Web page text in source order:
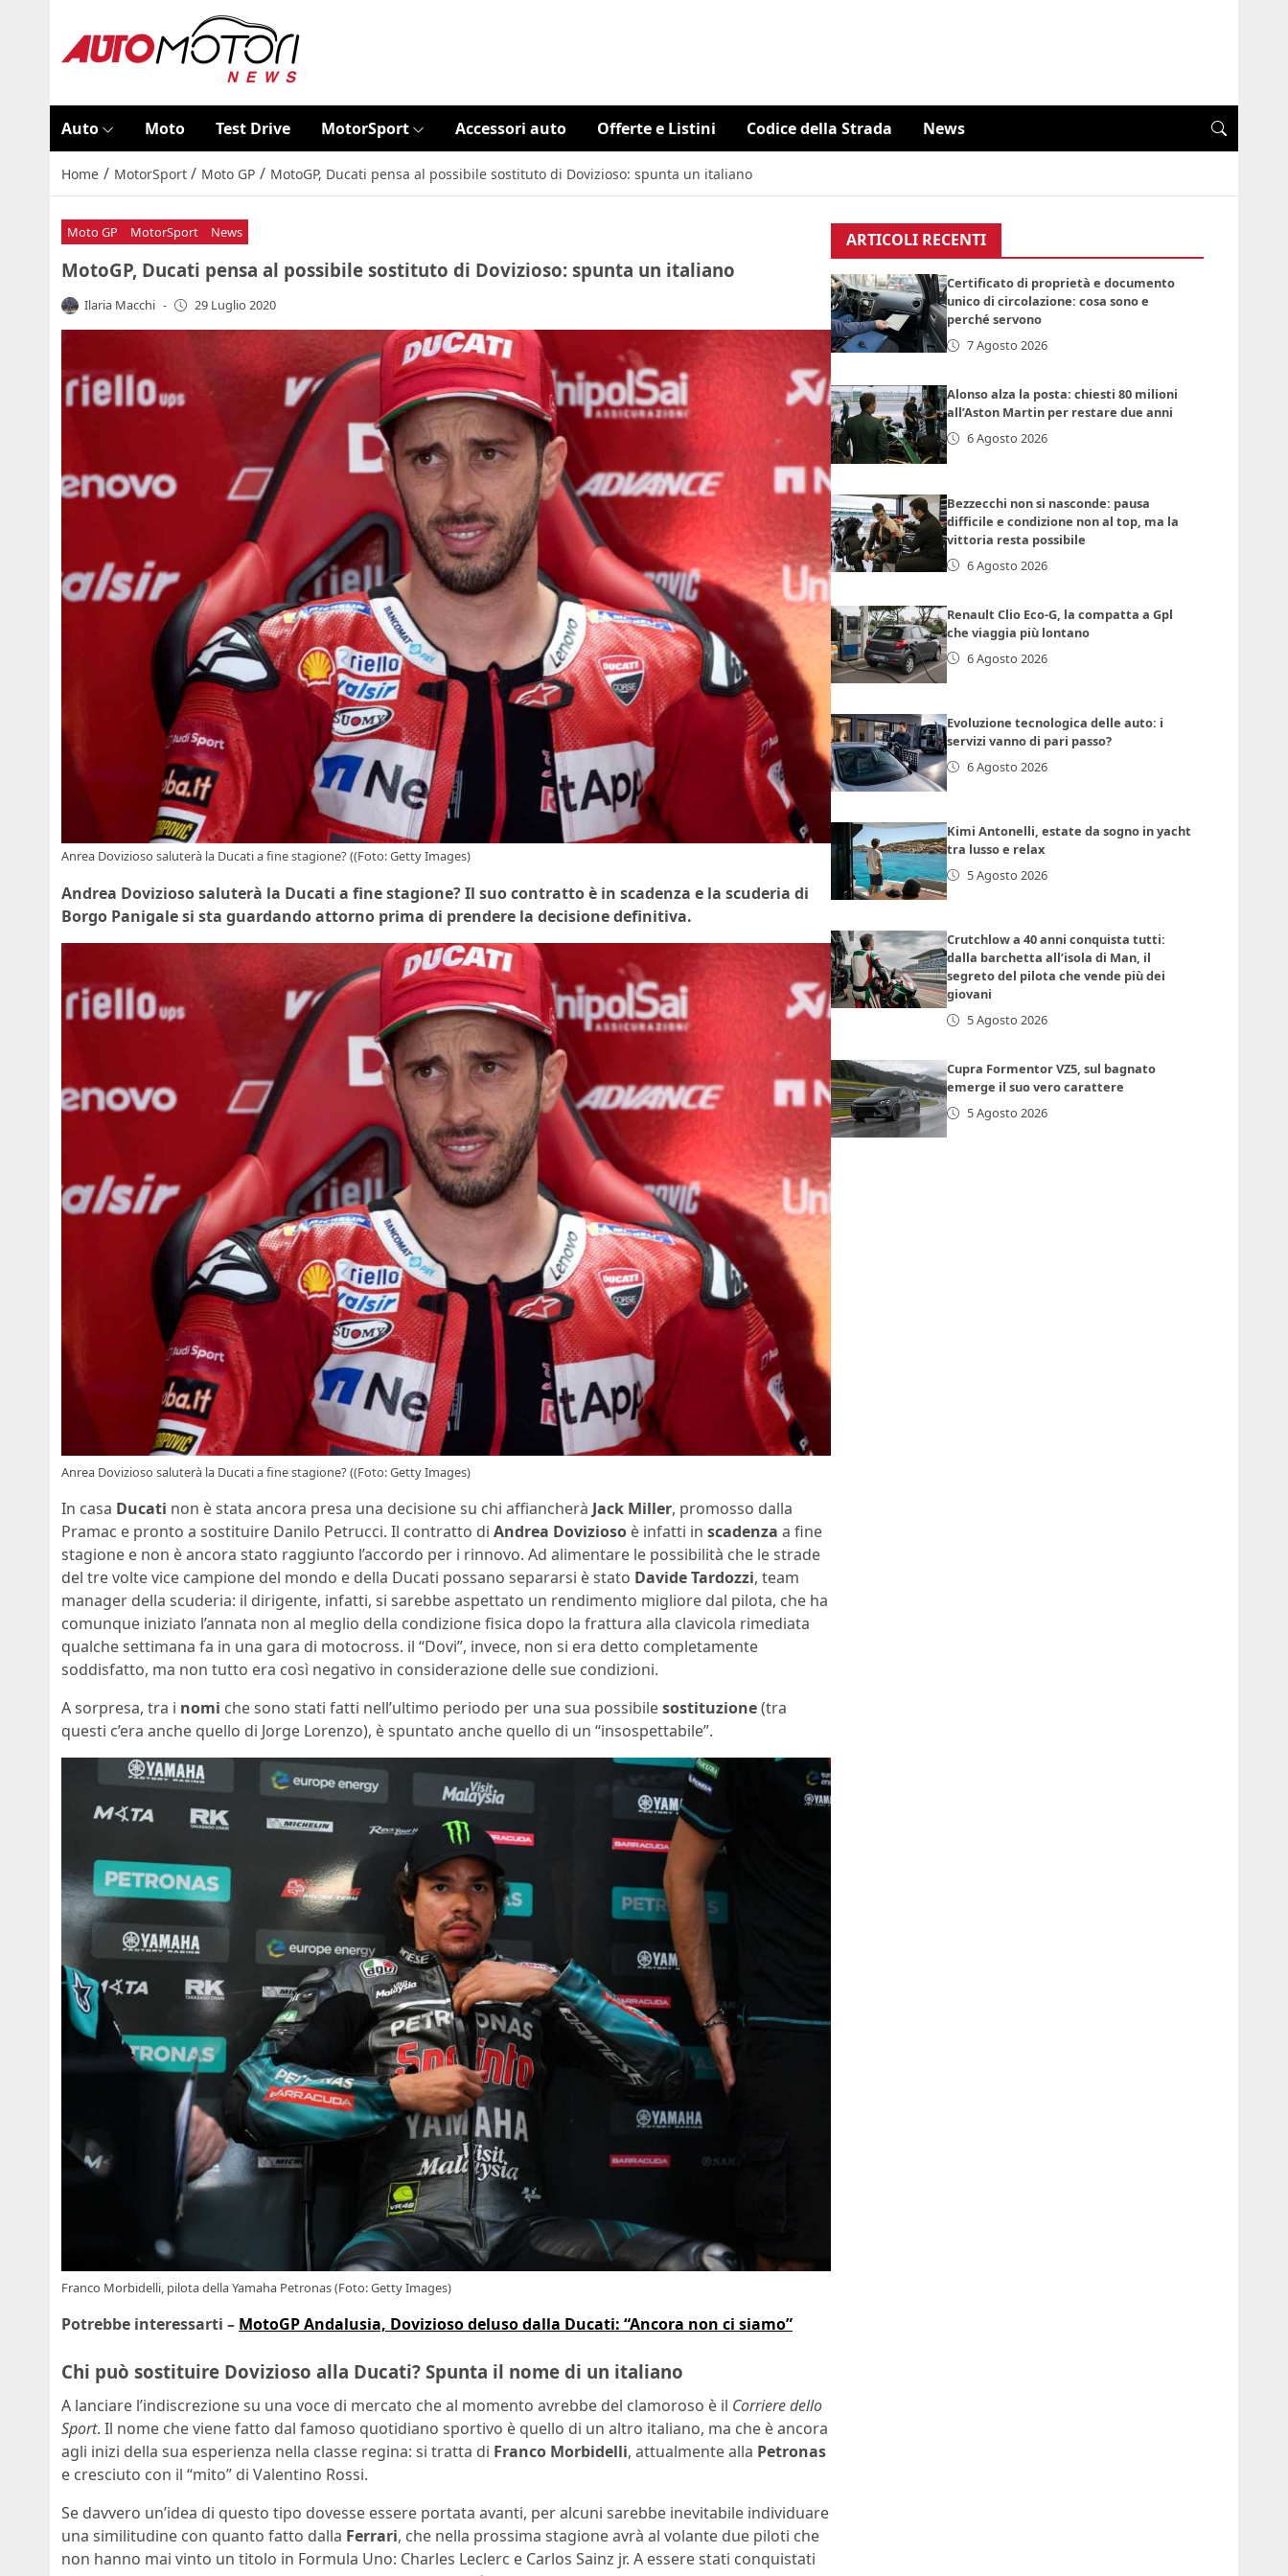
Auto Moto Test Drive MotorSport Accessori auto Offerte e Listini Codice della Strada News
Home / MotorSport / Moto GP / MotoGP, Ducati pensa al possibile sostituto di Dovizioso: spunta un italiano
Moto GP MotorSport News
MotoGP, Ducati pensa al possibile sostituto di Dovizioso: spunta un italiano
Ilaria Macchi - 29 Luglio 2020
Anrea Dovizioso saluterà la Ducati a fine stagione? ((Foto: Getty Images)
Andrea Dovizioso saluterà la Ducati a fine stagione? Il suo contratto è in scadenza e la scuderia di
Borgo Panigale si sta guardando attorno prima di prendere la decisione definitiva.
Anrea Dovizioso saluterà la Ducati a fine stagione? ((Foto: Getty Images)
In casa Ducati non è stata ancora presa una decisione su chi affiancherà Jack Miller, promosso dalla
Pramac e pronto a sostituire Danilo Petrucci. Il contratto di Andrea Dovizioso è infatti in scadenza a fine
stagione e non è ancora stato raggiunto l’accordo per i rinnovo. Ad alimentare le possibilità che le strade
del tre volte vice campione del mondo e della Ducati possano separarsi è stato Davide Tardozzi, team
manager della scuderia: il dirigente, infatti, si sarebbe aspettato un rendimento migliore dal pilota, che ha
comunque iniziato l’annata non al meglio della condizione fisica dopo la frattura alla clavicola rimediata
qualche settimana fa in una gara di motocross. il “Dovi”, invece, non si era detto completamente
soddisfatto, ma non tutto era così negativo in considerazione delle sue condizioni.
A sorpresa, tra i nomi che sono stati fatti nell’ultimo periodo per una sua possibilesostituzione(tra
questi c’era anche quello di Jorge Lorenzo), è spuntato anche quello di un “insospettabile”.
Franco Morbidelli, pilota della Yamaha Petronas (Foto: Getty Images)
Potrebbe interessarti – MotoGP Andalusia, Dovizioso deluso dalla Ducati: “Ancora non ci siamo”
Chi può sostituire Dovizioso alla Ducati? Spunta il nome di un italiano
A lanciare l’indiscrezione su una voce di mercato che al momento avrebbe del clamoroso è il Corriere dello
Sport. Il nome che viene fatto dal famoso quotidiano sportivo è quello di un altro italiano, ma che è ancora
agli inizi della sua esperienza nella classe regina: si tratta di Franco Morbidelli, attualmente alla Petronas
e cresciuto con il “mito” di Valentino Rossi.
Se davvero un’idea di questo tipo dovesse essere portata avanti, per alcuni sarebbe inevitabile individuare
una similitudine con quanto fatto dalla Ferrari, che nella prossima stagione avrà al volante due piloti che
non hanno mai vinto un titolo in Formula Uno: Charles Leclerc e Carlos Sainz jr. A essere stati conquistati
ARTICOLI RECENTI
Certificato di proprietà e documento
unico di circolazione: cosa sono e
perché servono
7 Agosto 2026
Alonso alza la posta: chiesti 80 milioni
all’Aston Martin per restare due anni
6 Agosto 2026
Bezzecchi non si nasconde: pausa
difficile e condizione non al top, ma la
vittoria resta possibile
6 Agosto 2026
Renault Clio Eco-G, la compatta a Gpl
che viaggia più lontano
6 Agosto 2026
Evoluzione tecnologica delle auto: i
servizi vanno di pari passo?
6 Agosto 2026
Kimi Antonelli, estate da sogno in yacht
tra lusso e relax
5 Agosto 2026
Crutchlow a 40 anni conquista tutti:
dalla barchetta all’isola di Man, il
segreto del pilota che vende più dei
giovani
5 Agosto 2026
Cupra Formentor VZ5, sul bagnato
emerge il suo vero carattere
5 Agosto 2026